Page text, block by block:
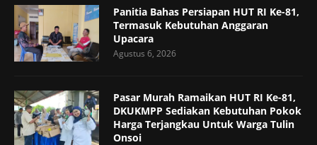
Panitia Bahas Persiapan HUT RI Ke-81,
Termasuk Kebutuhan Anggaran
Upacara
Agustus 6, 2026
Pasar Murah Ramaikan HUT RI Ke-81,
DKUKMPP Sediakan Kebutuhan Pokok
Harga Terjangkau Untuk Warga Tulin
Onsoi